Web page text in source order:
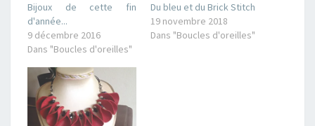
Bijoux de cette fin
d'année...
9 décembre 2016
Dans "Boucles d'oreilles"
Du bleu et du Brick Stitch
19 novembre 2018
Dans "Boucles d'oreilles"